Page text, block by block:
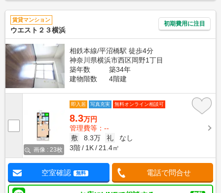
賃貸マンション
ウエスト２３横浜
初期費用に注目
相鉄本線/平沼橋駅 徒歩4分
神奈川県横浜市西区岡野1丁目
築年数
築34年
建物階数
4階建
画像 : 23枚
即入居 写真充実 無料オンライン相談可
8.3万円
管理費等：--
敷
8.3万 礼
なし
3階
1K 21.4㎡
空室確認 無料 電話で問合せ